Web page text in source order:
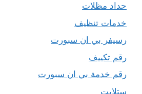
حداد مظلات
خدمات تنظيف
رسيفر بي ان سبورت
رقم تكييف
رقم خدمة بي ان سبورت
ستلايت